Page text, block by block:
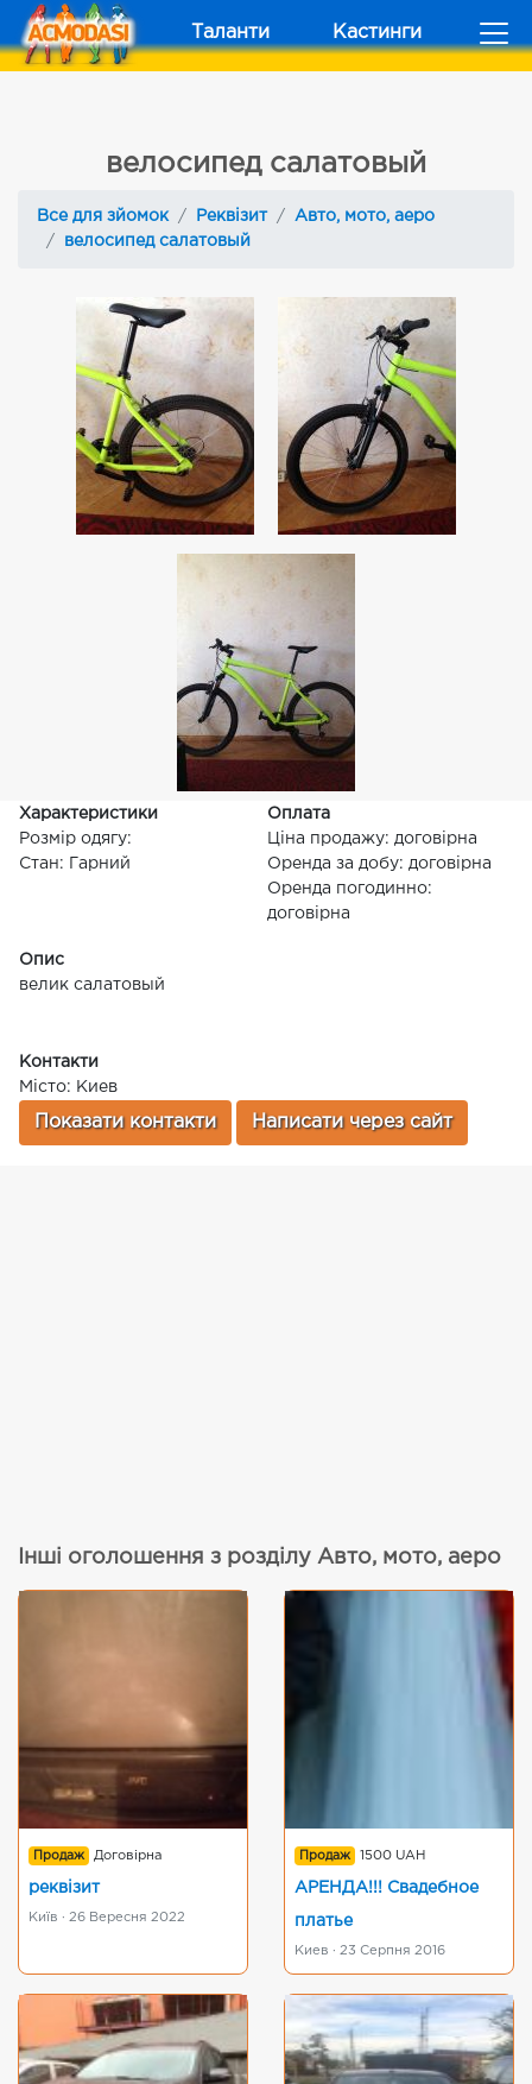
Таланти Кастинги
велосипед салатовый
Все для зйомок Реквізит
Авто, мото, аеро
велосипед салатовый
Характеристики
Розмір одягу:
Стан: Гарний
Оплата
Ціна продажу: договірна
Оренда за добу: договірна
Оренда погодинно:
договірна
Опис
велик салатовый
Контакти
Місто: Киев
Показати контакти Написати через сайт
Інші оголошення з розділу Авто, мото, аеро
Продаж Договірна
реквізит
Київ · 26 Вересня 2022
Продаж 1500 UAH
АРЕНДА!!! Свадебное
платье
Киев · 23 Серпня 2016